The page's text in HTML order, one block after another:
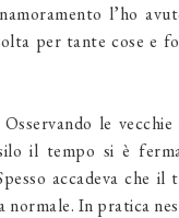
l’ho
per tante cose e
le
il tempo si è
accadeva che
normale. In pratica